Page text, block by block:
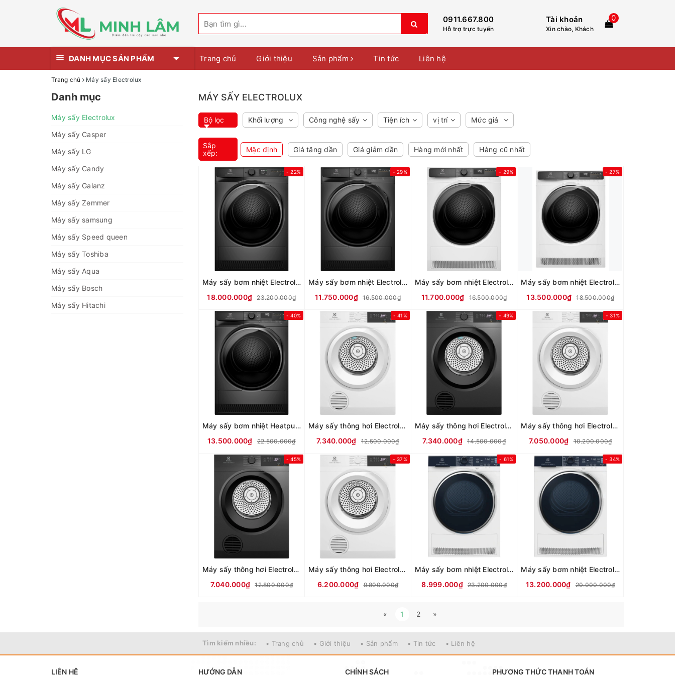
0911.667.800
Hỗ trợ trực tuyến
Tài khoản
Xin chào, Khách
0
DANH MỤC SẢN PHẨM Trang chủ Giới thiệu Sản phẩm Tin tức Liên hệ
Trang chủ Máy sấy Electrolux
Danh mục
Máy sấy Electrolux
Máy sấy Casper
Máy sấy LG
Máy sấy Candy
Máy sấy Galanz
Máy sấy Zemmer
Máy sấy samsung
Máy sấy Speed queen
Máy sấy Toshiba
Máy sấy Aqua
Máy sấy Bosch
Máy sấy Hitachi
MÁY SẤY ELECTROLUX
Bộ lọc Khối lượng Công nghệ sấy Tiện ích vị trí Mức giá
Sắp
xếp:
Mặc định Giá tăng dần Giá giảm dần Hàng mới nhất Hàng cũ nhất
- 22%
Máy sấy bơm nhiệt Electrolux UltimateCare 9 kg EDH902R9SC
18.000.000₫
23.200.000₫
- 29%
Máy sấy bơm nhiệt Electrolux UltimateCare 8 kg EDH803J5SC
11.750.000₫
16.500.000₫
- 29%
Máy sấy bơm nhiệt Electrolux UltimateCare 8 kg EDH803J5WC
11.700.000₫
16.500.000₫
- 27%
Máy sấy bơm nhiệt Electrolux UltimateCare 9 kg EDH903R7WC
13.500.000₫
18.500.000₫
- 40%
Máy sấy bơm nhiệt Heatpump Inverter Electrolux 9kg EDH903R7SC
13.500.000₫
22.500.000₫
- 41%
Máy sấy thông hơi Electrolux UltimateCare 9 kg EDS904H3WC
7.340.000₫
12.500.000₫
- 49%
Máy sấy thông hơi Electrolux UltimateCare 9 kg EDS904N3SC
7.340.000₫
14.500.000₫
- 31%
Máy sấy thông hơi Electrolux UltimateCare 9 kg EDV904H3WC
7.050.000₫
10.200.000₫
- 45%
Máy sấy thông hơi Electrolux UltimateCare 9 kg EDV904N3SC
7.040.000₫
12.800.000₫
- 37%
Máy sấy thông hơi Electrolux UltimateCare 8 kg EDV804H3WC
6.200.000₫
9.800.000₫
- 61%
Máy sấy bơm nhiệt Electrolux Inverter 9 kg EDH903R9WB
8.999.000₫
23.200.000₫
- 34%
Máy sấy bơm nhiệt Electrolux 8 kg EDH803Q7WB
13.200.000₫
20.000.000₫
« 1 2 »
Tìm kiếm nhiều: • Trang chủ • Giới thiệu • Sản phẩm • Tin tức • Liên hệ
LIÊN HỆ HƯỚNG DẪN CHÍNH SÁCH PHƯƠNG THỨC THANH TOÁN